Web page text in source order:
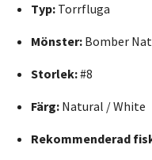
Typ: Torrfluga
Mönster: Bomber
Storlek:#8
Färg: Natural / White
Rekommenderad